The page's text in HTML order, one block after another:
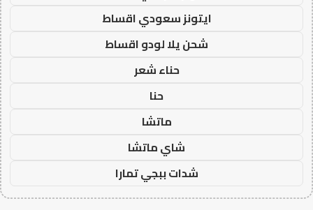
ايتونز سعودي اقساط
شحن يلا لودو اقساط
حناء شعر
حنا
ماتشا
شاي ماتشا
شدات ببجي تمارا